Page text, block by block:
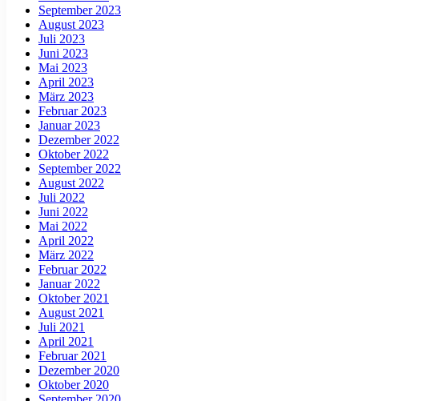
September 2023
August 2023
Juli 2023
Juni 2023
Mai 2023
April 2023
März 2023
Februar 2023
Januar 2023
Dezember 2022
Oktober 2022
September 2022
August 2022
Juli 2022
Juni 2022
Mai 2022
April 2022
März 2022
Februar 2022
Januar 2022
Oktober 2021
August 2021
Juli 2021
April 2021
Februar 2021
Dezember 2020
Oktober 2020